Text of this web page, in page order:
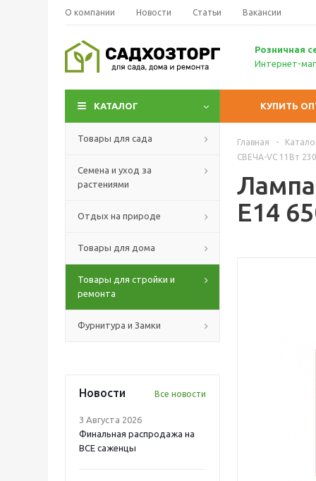
О компании Новости Статьи Вакансии
Розничная
Интернет-
КАТАЛОГ КУПИТЬ
Товары для сада
Семена и уход за
растениями
Отдых на природе
Товары для дома
Товары для стройки и
ремонта
Фурнитура и Замки
Новости Все новости
3 Августа 2026
Финальная распродажа на
ВСЕ саженцы
Главная -
СВЕЧА-VC 11Вт
Е14